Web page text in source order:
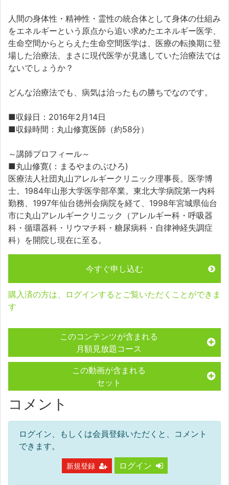
人間の身体性・精神性・霊性の統合体として身体の仕組み
をエネルギーという原点から追い求めたエネルギー医学、
生命空間からとらえた生命空間医学は、医療の転換期に登
場した治療法、まさに現代医学が見逃していた治療法では
ないでしょうか？
どんな治療法でも、病気は治ったもの勝ちでなのです。
■収録日：2016年2月14日
■収録時間：丸山修寛医師（約58分）
～講師プロフィール～
■丸山修寛(：まるやまのぶひろ)
医療法人社団丸山アレルギークリニック理事長。医学博
士。1984年山形大学医学部卒業。東北大学病院第一内科
勤務、1997年仙台徳州会病院を経て、1998年宮城県仙台
市に丸山アレルギークリニック（アレルギー科・呼吸器
科・循環器科・リウマチ科・糖尿病科・自律神経失調症
科）を開院し現在に至る。
今すぐ申し込む
購入済の方は、ログインするとご覧いただくことができま
す
このコンテンツが含まれる
月額見放題コース
この動画が含まれる
セット
コメント
ログイン、もしくは会員登録いただくと、コメント
できます。
新規登録 ログイン